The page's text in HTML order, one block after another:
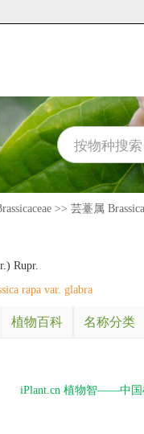
>> 芸薹属 Brassica
Rupr.
rapa var. glabra
植物百科 名称分类
iPlant.cn 植物智——中国